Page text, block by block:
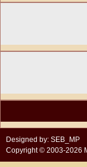
Designed by: SEB_MP
Copyright © 2003-2026